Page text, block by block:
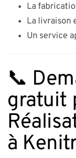
La
La livraison
Un service
📞
gratuit
à